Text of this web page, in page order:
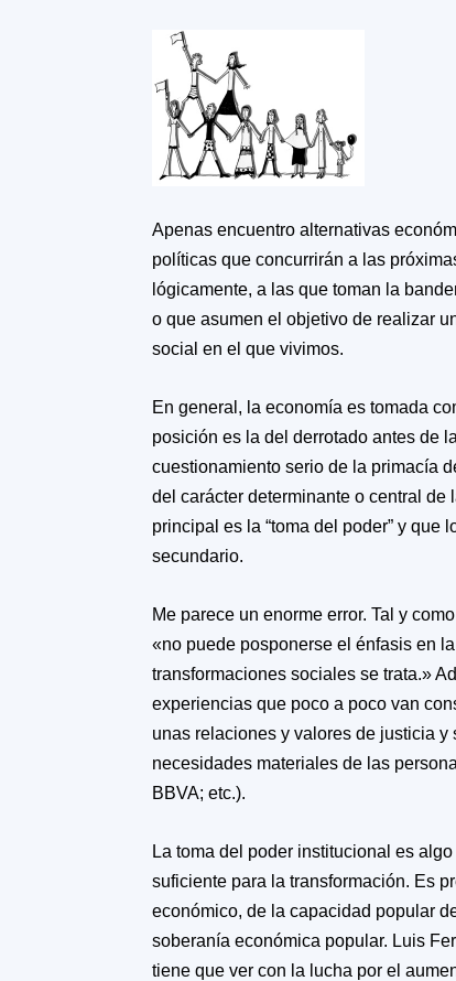
Apenas encuentro alternativas
políticas que concurrirán a las
lógicamente, a las que toman la
o que asumen el objetivo de realizar
social en el que vivimos.
En general, la economía es tomada
posición es la del derrotado antes de
cuestionamiento serio de la primacía
del carácter determinante o central
principal es la “toma del poder” y
secundario.
Me parece un enorme error. Tal y
«no puede posponerse el énfasis en
transformaciones sociales se trata.»
experiencias que poco a poco van
unas relaciones y valores de justicia
necesidades materiales de las
BBVA; etc.).
La toma del poder institucional es
suficiente para la transformación. Es
económico, de la capacidad popular
soberanía económica popular. Luis
tiene que ver con la lucha por el